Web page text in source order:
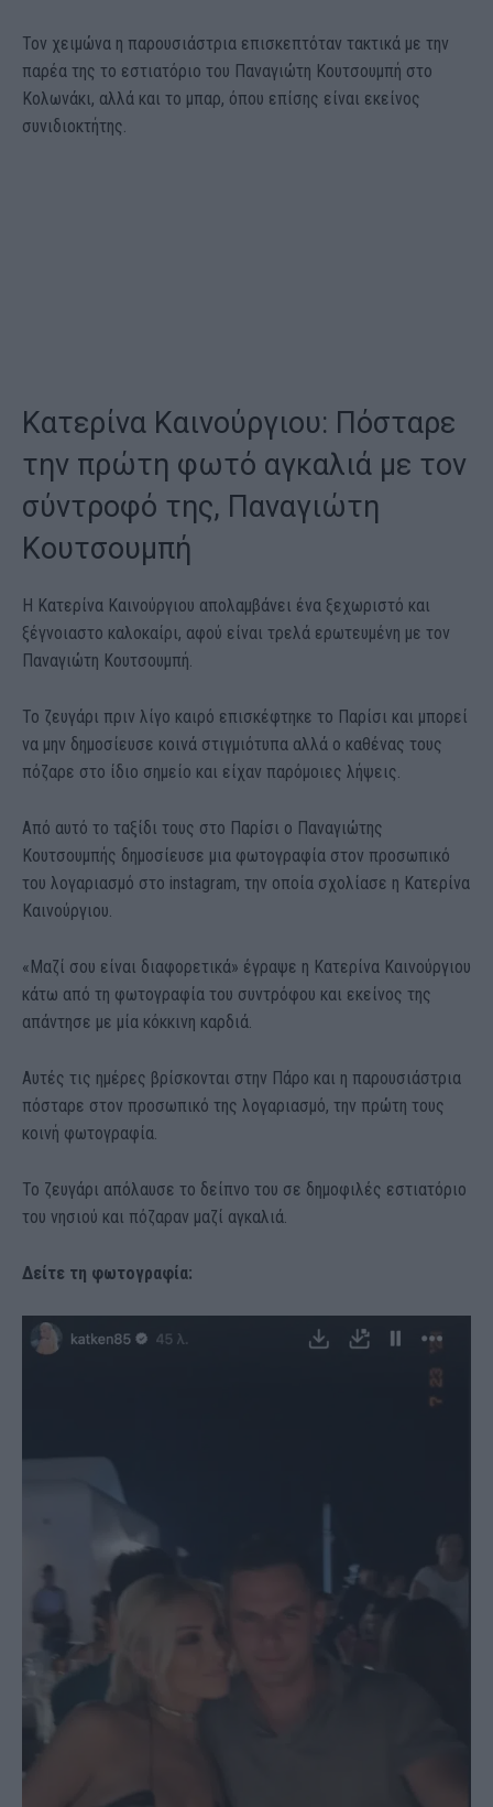
Τον χειμώνα η παρουσιάστρια επισκεπτόταν τακτικά με την
παρέα της το εστιατόριο του Παναγιώτη Κουτσουμπή στο
Κολωνάκι, αλλά και το μπαρ, όπου επίσης είναι εκείνος
συνιδιοκτήτης.
Κατερίνα Καινούργιου: Πόσταρε
την πρώτη φωτό αγκαλιά με τον
σύντροφό της, Παναγιώτη
Κουτσουμπή
Η Κατερίνα Καινούργιου απολαμβάνει ένα ξεχωριστό και
ξέγνοιαστο καλοκαίρι, αφού είναι τρελά ερωτευμένη με τον
Παναγιώτη Κουτσουμπή.
Το ζευγάρι πριν λίγο καιρό επισκέφτηκε το Παρίσι και μπορεί
να μην δημοσίευσε κοινά στιγμιότυπα αλλά ο καθένας τους
πόζαρε στο ίδιο σημείο και είχαν παρόμοιες λήψεις.
Από αυτό το ταξίδι τους στο Παρίσι ο Παναγιώτης
Κουτσουμπής δημοσίευσε μια φωτογραφία στον προσωπικό
του λογαριασμό στο instagram, την οποία σχολίασε η Κατερίνα
Καινούργιου.
«Μαζί σου είναι διαφορετικά» έγραψε η Κατερίνα Καινούργιου
κάτω από τη φωτογραφία του συντρόφου και εκείνος της
απάντησε με μία κόκκινη καρδιά.
Αυτές τις ημέρες βρίσκονται στην Πάρο και η παρουσιάστρια
πόσταρε στον προσωπικό της λογαριασμό, την πρώτη τους
κοινή φωτογραφία.
Το ζευγάρι απόλαυσε το δείπνο του σε δημοφιλές εστιατόριο
του νησιού και πόζαραν μαζί αγκαλιά.
Δείτε τη φωτογραφία: